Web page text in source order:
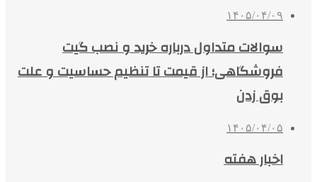
۱۴۰۵/۰۴/۰۹
سوالات متداول درباره خرید و نصب گیت
فروشگاهی؛ از قیمت تا تنظیم حساسیت و علت
بوق زدن
۱۴۰۵/۰۴/۰۵
اخبار هفته